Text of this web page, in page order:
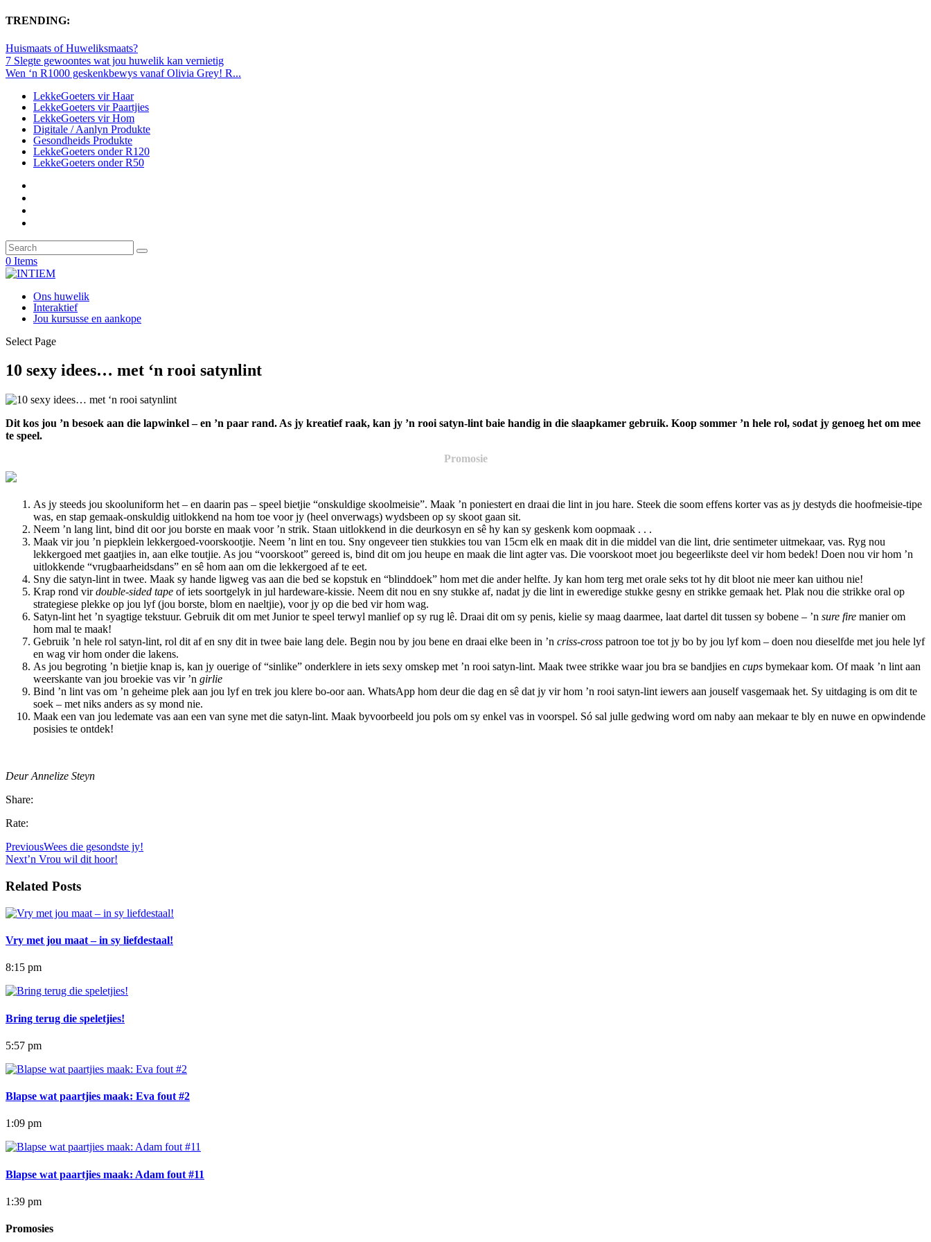
TRENDING:
Huismaats of Huweliksmaats?
7 Slegte gewoontes wat jou huwelik kan vernietig
Wen ‘n R1000 geskenkbewys vanaf Olivia Grey! R...
LekkeGoeters vir Haar
LekkeGoeters vir Paartjies
LekkeGoeters vir Hom
Digitale / Aanlyn Produkte
Gesondheids Produkte
LekkeGoeters onder R120
LekkeGoeters onder R50
0 Items
Ons huwelik
Interaktief
Jou kursusse en aankope
Select Page
10 sexy idees… met ‘n rooi satynlint
Dit kos jou ’n besoek aan die lapwinkel – en ’n paar rand. As jy kreatief raak, kan jy ’n rooi satyn-lint baie handig in die slaapkamer gebruik. Koop sommer ’n hele rol, sodat jy genoeg het om mee
te speel.
Promosie
As jy steeds jou skooluniform het – en daarin pas – speel bietjie “onskuldige skoolmeisie”. Maak ’n poniestert en draai die lint in jou hare. Steek die soom effens korter vas as jy destyds die hoofmeisie-tipe
was, en stap gemaak-onskuldig uitlokkend na hom toe voor jy (heel onverwags) wydsbeen op sy skoot gaan sit.
Neem ’n lang lint, bind dit oor jou borste en maak voor ’n strik. Staan uitlokkend in die deurkosyn en sê hy kan sy geskenk kom oopmaak . . .
Maak vir jou ’n piepklein lekkergoed-voorskootjie. Neem ’n lint en tou. Sny ongeveer tien stukkies tou van 15cm elk en maak dit in die middel van die lint, drie sentimeter uitmekaar, vas. Ryg nou
lekkergoed met gaatjies in, aan elke toutjie. As jou “voorskoot” gereed is, bind dit om jou heupe en maak die lint agter vas. Die voorskoot moet jou begeerlikste deel vir hom bedek! Doen nou vir hom ’n
uitlokkende “vrugbaarheidsdans” en sê hom aan om die lekkergoed af te eet.
Sny die satyn-lint in twee. Maak sy hande ligweg vas aan die bed se kopstuk en “blinddoek” hom met die ander helfte. Jy kan hom terg met orale seks tot hy dit bloot nie meer kan uithou nie!
Krap rond virdouble-sided tape of iets soortgelyk in jul hardeware-kissie. Neem dit nou en sny stukke af, nadat jy die lint in eweredige stukke gesny en strikke gemaak het. Plak nou die strikke oral op
strategiese plekke op jou lyf (jou borste, blom en naeltjie), voor jy op die bed vir hom wag.
Satyn-lint het ’n syagtige tekstuur. Gebruik dit om met Junior te speel terwyl manlief op sy rug lê. Draai dit om sy penis, kielie sy maag daarmee, laat dartel dit tussen sy bobene – ’n sure fire manier om
hom mal te maak!
Gebruik ’n hele rol satyn-lint, rol dit af en sny dit in twee baie lang dele. Begin nou by jou bene en draai elke been in ’n criss-cross patroon toe tot jy bo by jou lyf kom – doen nou dieselfde met jou hele lyf
en wag vir hom onder die lakens.
As jou begroting ’n bietjie knap is, kan jy ouerige of “sinlike” onderklere in iets sexy omskep met ’n rooi satyn-lint. Maak twee strikke waar jou bra se bandjies en cups bymekaar kom. Of maak ’n lint aan
weerskante van jou broekie vas vir ’n girlie
Bind ’n lint vas om ’n geheime plek aan jou lyf en trek jou klere bo-oor aan. WhatsApp hom deur die dag en sê dat jy vir hom ’n rooi satyn-lint iewers aan jouself vasgemaak het. Sy uitdaging is om dit te
soek – met niks anders as sy mond nie.
Maak een van jou ledemate vas aan een van syne met die satyn-lint. Maak byvoorbeeld jou pols om sy enkel vas in voorspel. Só sal julle gedwing word om naby aan mekaar te bly en nuwe en opwindende
posisies te ontdek!
Deur Annelize Steyn
Share:
Rate:
PreviousWees die gesondste jy!
Next’n Vrou wil dit hoor!
Related Posts
Vry met jou maat – in sy liefdestaal!
8:15 pm
Bring terug die speletjies!
5:57 pm
Blapse wat paartjies maak: Eva fout #2
1:09 pm
Blapse wat paartjies maak: Adam fout #11
1:39 pm
Promosies